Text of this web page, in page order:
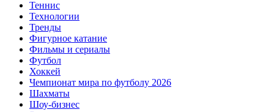
Теннис
Технологии
Тренды
Фигурное катание
Фильмы и сериалы
Футбол
Хоккей
Чемпионат мира по футболу 2026
Шахматы
Шоу-бизнес